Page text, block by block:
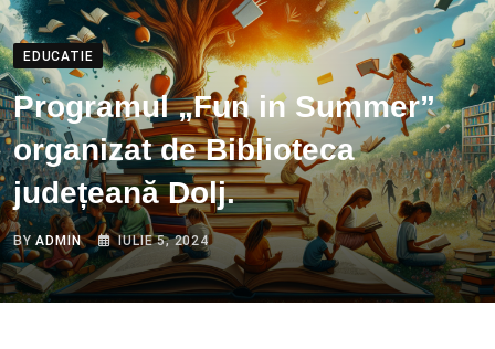
EDUCATIE
Programul „Fun in Summer”
organizat de Biblioteca
județeană Dolj.
BYADMIN IULIE 5, 2024